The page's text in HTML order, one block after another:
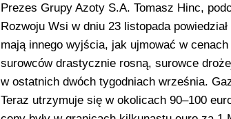
Prezes Grupy Azoty S.A. Tomasz Hinc,
Rozwoju Wsi w dniu 23 listopada
mają innego wyjścia, jak ujmować w
surowców drastycznie rosną, surowce
w ostatnich dwóch tygodniach września.
Teraz utrzymuje się w okolicach 90–100